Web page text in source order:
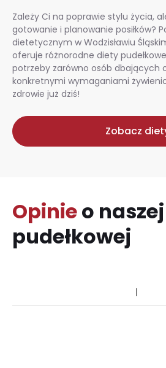
Zależy Ci na poprawie stylu życia,
gotowanie i planowanie posiłków?
dietetycznym w Wodzisławiu
oferuje różnorodne diety
potrzeby zarówno osób dbających
konkretnymi wymaganiami
zdrowie już dziś!
Zobacz
Opinieo
pudełkowej